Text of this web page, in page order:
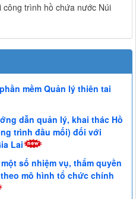
trình hồ chứa nước Núi
mềm Quản lý thiên tai
dẫn quản lý, khai thác Hồ
trình đầu mối) đối với
Lai
số nhiệm vụ, thẩm quyền
mô hình tổ chức chính